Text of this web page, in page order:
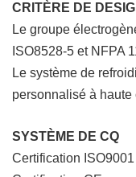
CRITÈRE DE
Le groupe
ISO8528-5 et NFPA
Le système de
personnalisé à haute
SYSTÈME DE CQ
Certification ISO9001